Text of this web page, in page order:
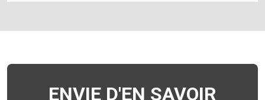
ENVIE D'EN SAVOIR